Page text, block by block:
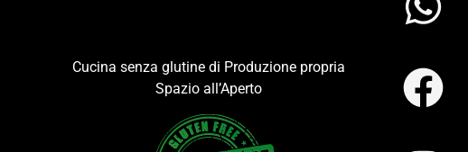
Cucina senza glutine di Produzione propria
Spazio all’Aperto